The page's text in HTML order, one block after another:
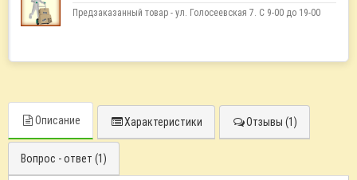
Предзаказанный товар - ул. Голосеевская 7. С 9-00 до 19-00
Описание Характеристики Отзывы (1)
Вопрос - ответ (1)